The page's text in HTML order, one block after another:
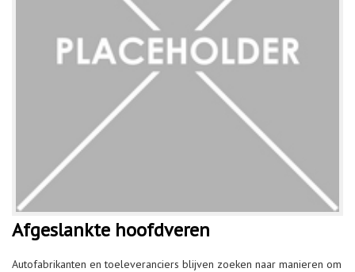
Afgeslankte hoofdveren
Autofabrikanten en toeleveranciers blijven zoeken naar manieren om